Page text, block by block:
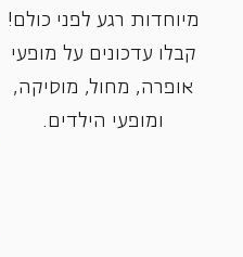
מיוחדות רגע לפני כולם!
קבלו עדכונים על מופעי
אופרה, ‏מחול, ‏מוסיקה,
ומופעי הילדים.